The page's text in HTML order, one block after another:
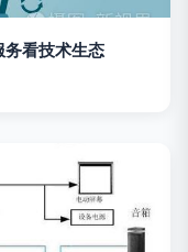
看技术生态